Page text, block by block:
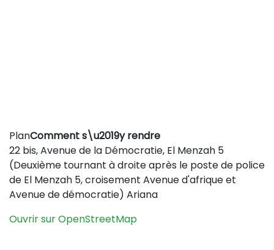
+
−
PlanComment s\u2019y rendre
22 bis, Avenue de la Démocratie, El Menzah 5
(Deuxième tournant à droite après le poste de police
de El Menzah 5, croisement Avenue d'afrique et
Avenue de démocratie) Ariana
Ouvrir sur OpenStreetMap